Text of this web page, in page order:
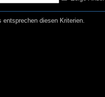
entsprechen diesen Kriterien.